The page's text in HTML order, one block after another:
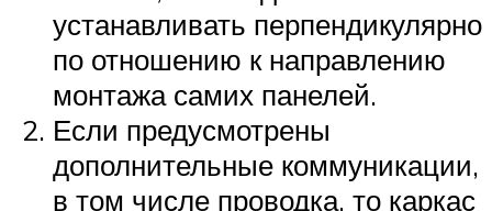
устанавливать перпендикулярно
по отношению к направлению
монтажа самих панелей.
Если предусмотрены
дополнительные коммуникации,
в том числе проводка, то каркас